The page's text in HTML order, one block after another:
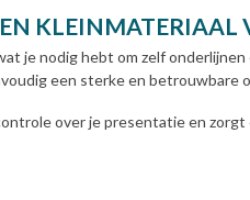
KLEINMATERIAAL
je nodig hebt om zelf
een sterke en betrouwbare
over je presentatie en